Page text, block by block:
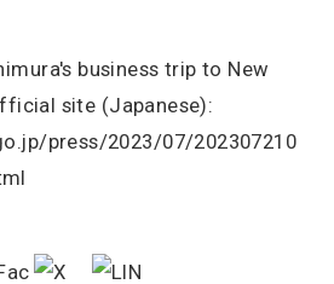
business trip to New
site (Japanese):
press/2023/07/202307210